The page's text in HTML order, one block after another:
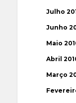
Julho
Junho
Maio
Abril
Março